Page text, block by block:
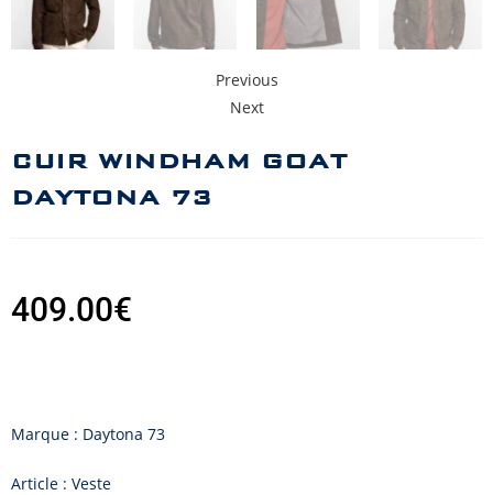
Previous
Next
CUIR WINDHAM GOAT
DAYTONA 73
409.00€
Marque : Daytona 73
Article : Veste